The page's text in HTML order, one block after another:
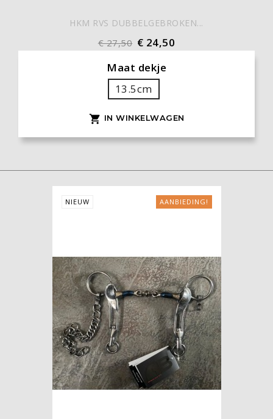
HKM RVS DUBBELGEBROKEN...
€ 27,50 € 24,50
Maat dekje
13.5cm
 IN WINKELWAGEN
AANBIEDING!
NIEUW